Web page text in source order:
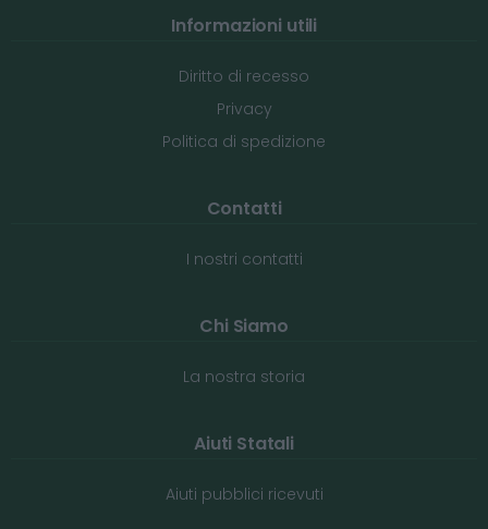
Informazioni utili
Diritto di recesso
Privacy
Politica di spedizione
Contatti
I nostri contatti
Chi Siamo
La nostra storia
Aiuti Statali
Aiuti pubblici ricevuti